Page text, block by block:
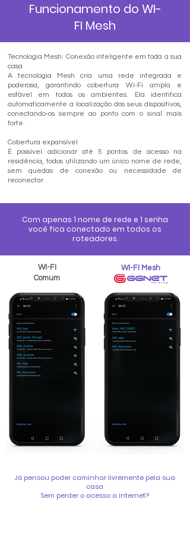
Funcionamento do WI-
FI Mesh
Tecnologia Mesh: Conexão inteligente em toda a sua
casa
A tecnologia Mesh cria uma rede integrada e
poderosa, garantindo cobertura Wi-Fi ampla e
estável em todos os ambientes. Ela identifica
automaticamente a localização dos seus dispositivos,
conectando-os sempre ao ponto com o sinal mais
forte.
Cobertura expansível
É possível adicionar até 5 pontos de acesso na
residência, todos utilizando um único nome de rede,
sem quedas de conexão ou necessidade de
reconectar.
Com apenas 1 nome de rede e 1 senha
você fica conectado em todos os
roteadores.
WI-FI
Comum
WI-FI Mesh
Já pensou poder caminhar livremente pela sua
casa
Sem perder o acesso a internet?